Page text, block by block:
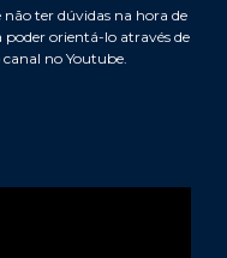
ter dúvidas na hora de
poder orientá-lo através de
no Youtube.